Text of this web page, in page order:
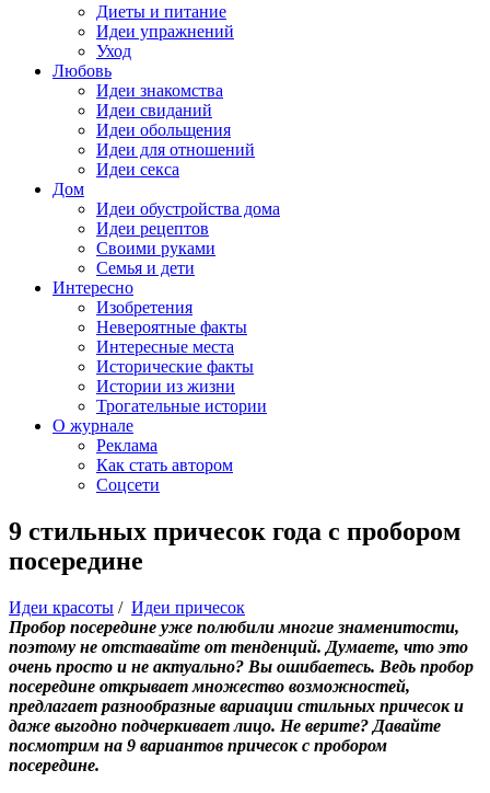
Диеты и питание
Идеи упражнений
Уход
Любовь
Идеи знакомства
Идеи свиданий
Идеи обольщения
Идеи для отношений
Идеи секса
Дом
Идеи обустройства дома
Идеи рецептов
Своими руками
Семья и дети
Интересно
Изобретения
Невероятные факты
Интересные места
Исторические факты
Истории из жизни
Трогательные истории
О журнале
Реклама
Как стать автором
Соцсети
9 стильных причесок года с пробором
посередине
Идеи красоты / Идеи причесок
Пробор посередине уже полюбили многие знаменитости,
поэтому не отставайте от тенденций. Думаете, что это
очень просто и не актуально? Вы ошибаетесь. Ведь пробор
посередине открывает множество возможностей,
предлагает разнообразные вариации стильных причесок и
даже выгодно подчеркивает лицо. Не верите? Давайте
посмотрим на 9 вариантов причесок с пробором
посередине.